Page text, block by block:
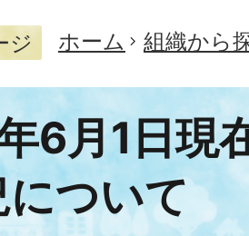
ジ ホーム 組織から
6月1日現
ついて